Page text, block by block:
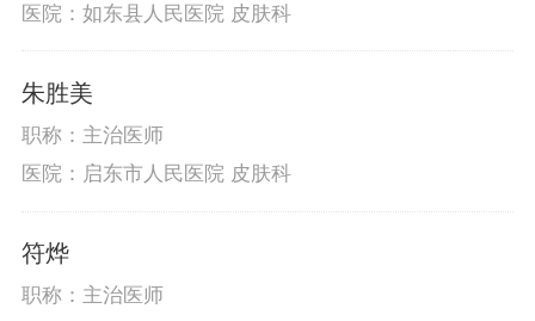
医院：如东县人民医院 皮肤科
朱胜美
职称：主治医师
医院：启东市人民医院 皮肤科
符烨
职称：主治医师